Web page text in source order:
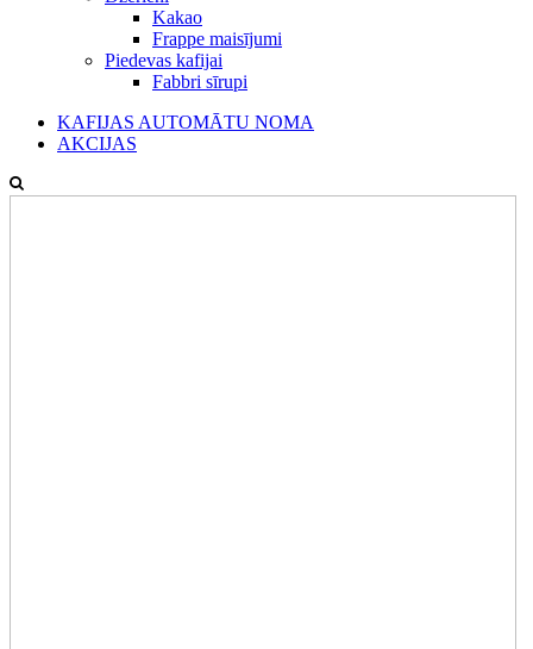
Kakao
Frappe maisījumi
Piedevas kafijai
Fabbri sīrupi
KAFIJAS AUTOMĀTU NOMA
AKCIJAS